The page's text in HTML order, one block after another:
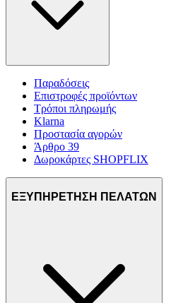
Παραδόσεις
Επιστροφές προϊόντων
Τρόποι πληρωμής
Klarna
Προστασία αγορών
Άρθρο 39
Δωροκάρτες SHOPFLIX
ΕΞΥΠΗΡΕΤΗΣΗ ΠΕΛΑΤΩΝ